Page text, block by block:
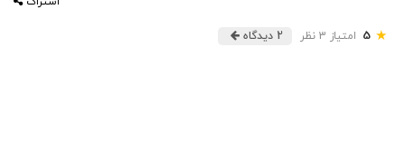
★
5 امتیاز 3 نظر 2 دیدگاه